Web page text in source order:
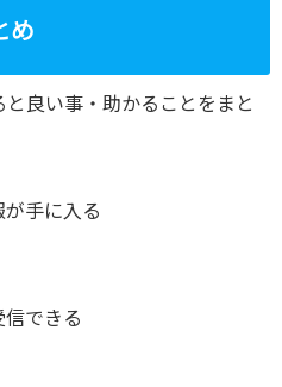
め
良い事・助かることをまと
手に入る
できる